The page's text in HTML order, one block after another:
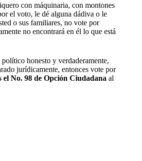
con máquinaria, con montones
el voto, le dé alguna dádiva o le
o sus familiares, no vote por
no encontrará en él lo que está
honesto y verdaderamente,
jurídicamente, entonces vote por
el No. 98 de Opción Ciudadana al